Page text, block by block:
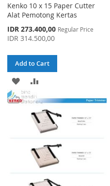
Kenko 10 x 15 Paper Cutter
Alat Pemotong Kertas
Special
Price
IDR 273.400,00 Regular Price
IDR 314.500,00
Add to Cart
ADD
TO
WISH
TO
COMPARE